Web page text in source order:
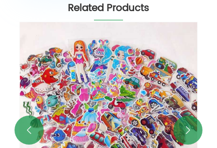
Related Products
 